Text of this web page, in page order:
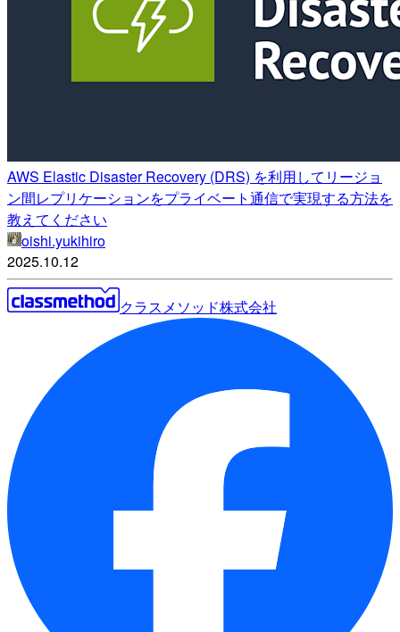
AWS Elastic Disaster Recovery (DRS) を利用してリージョ
ン間レプリケーションをプライベート通信で実現する方法を
教えてください
oishi.yukihiro
2025.10.12
クラスメソッド株式会社